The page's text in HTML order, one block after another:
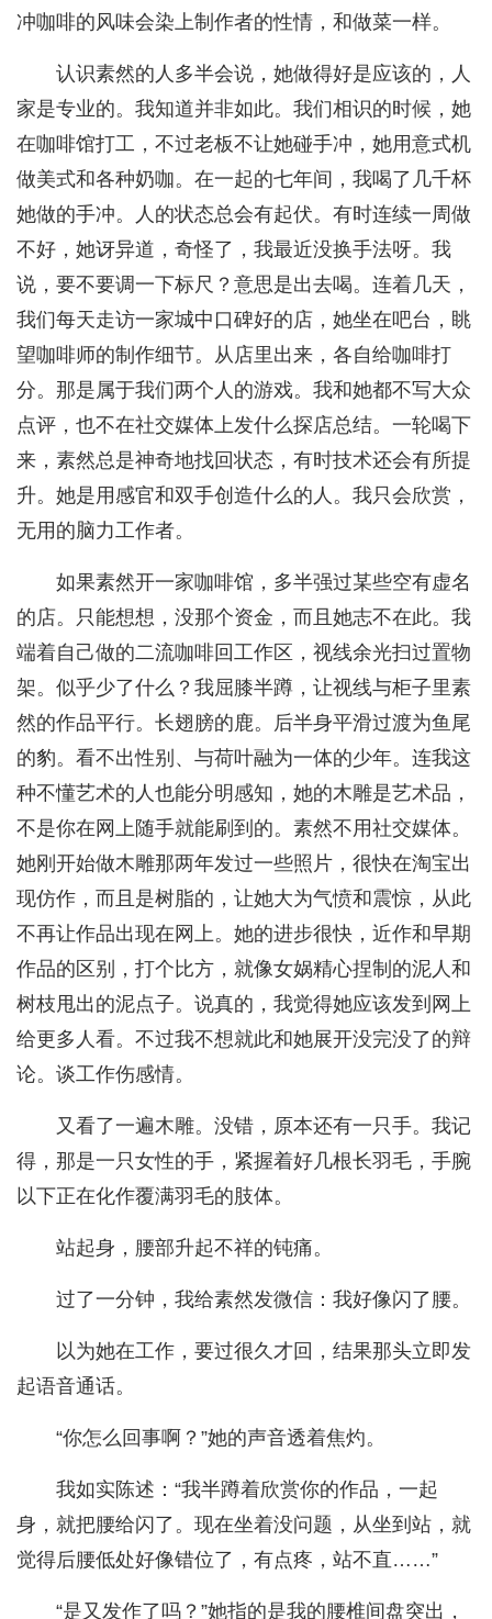
冲咖啡的风味会染上制作者的性情，和做菜一样。
认识素然的人多半会说，她做得好是应该的，人
家是专业的。我知道并非如此。我们相识的时候，她
在咖啡馆打工，不过老板不让她碰手冲，她用意式机
做美式和各种奶咖。在一起的七年间，我喝了几千杯
她做的手冲。人的状态总会有起伏。有时连续一周做
不好，她讶异道，奇怪了，我最近没换手法呀。我
说，要不要调一下标尺？意思是出去喝。连着几天，
我们每天走访一家城中口碑好的店，她坐在吧台，眺
望咖啡师的制作细节。从店里出来，各自给咖啡打
分。那是属于我们两个人的游戏。我和她都不写大众
点评，也不在社交媒体上发什么探店总结。一轮喝下
来，素然总是神奇地找回状态，有时技术还会有所提
升。她是用感官和双手创造什么的人。我只会欣赏，
无用的脑力工作者。
如果素然开一家咖啡馆，多半强过某些空有虚名
的店。只能想想，没那个资金，而且她志不在此。我
端着自己做的二流咖啡回工作区，视线余光扫过置物
架。似乎少了什么？我屈膝半蹲，让视线与柜子里素
然的作品平行。长翅膀的鹿。后半身平滑过渡为鱼尾
的豹。看不出性别、与荷叶融为一体的少年。连我这
种不懂艺术的人也能分明感知，她的木雕是艺术品，
不是你在网上随手就能刷到的。素然不用社交媒体。
她刚开始做木雕那两年发过一些照片，很快在淘宝出
现仿作，而且是树脂的，让她大为气愤和震惊，从此
不再让作品出现在网上。她的进步很快，近作和早期
作品的区别，打个比方，就像女娲精心捏制的泥人和
树枝甩出的泥点子。说真的，我觉得她应该发到网上
给更多人看。不过我不想就此和她展开没完没了的辩
论。谈工作伤感情。
又看了一遍木雕。没错，原本还有一只手。我记
得，那是一只女性的手，紧握着好几根长羽毛，手腕
以下正在化作覆满羽毛的肢体。
站起身，腰部升起不祥的钝痛。
过了一分钟，我给素然发微信：我好像闪了腰。
以为她在工作，要过很久才回，结果那头立即发
起语音通话。
“你怎么回事啊？”她的声音透着焦灼。
我如实陈述：“我半蹲着欣赏你的作品，一起
身，就把腰给闪了。现在坐着没问题，从坐到站，就
觉得后腰低处好像错位了，有点疼，站不直……”
“是又发作了吗？”她指的是我的腰椎间盘突出，